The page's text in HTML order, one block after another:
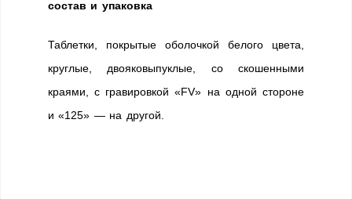
состав и упаковка
Таблетки, покрытые оболочкой белого цвета,
круглые, двояковыпуклые, со скошенными
краями, с гравировкой «FV» на одной стороне
и «125» — на другой.